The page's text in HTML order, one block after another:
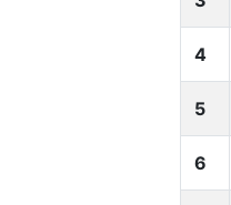
4
5
6